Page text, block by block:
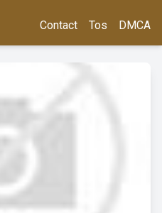
Contact Tos DMCA